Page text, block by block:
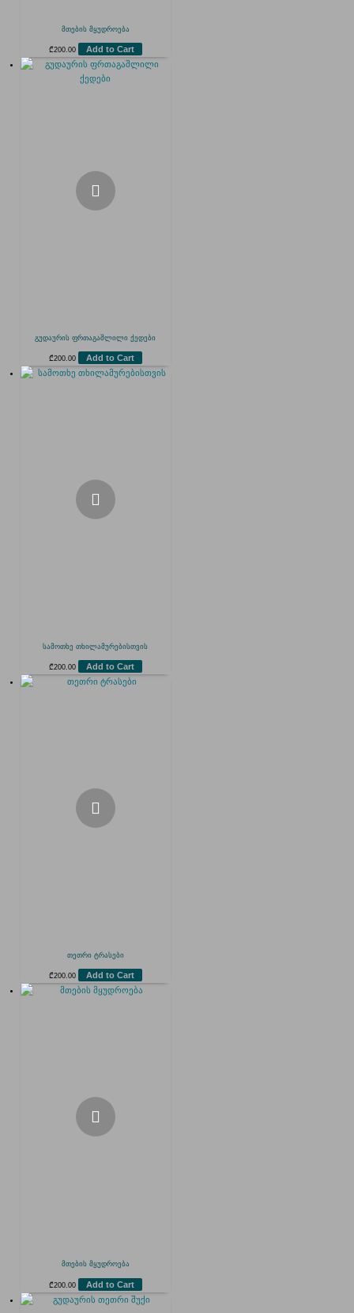
მთების მყუდროება
₾200.00 Add to Cart
გუდაურის ფრთაგაშლილი ქედები
₾200.00 Add to Cart
სამოთხე თხილამურებისთვის
₾200.00 Add to Cart
თეთრი ტრასები
₾200.00 Add to Cart
მთების მყუდროება
₾200.00 Add to Cart